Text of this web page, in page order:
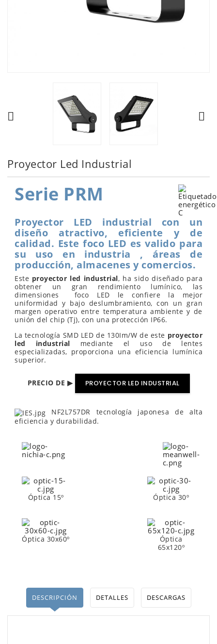
 
Proyector Led Industrial
Serie PRM
Proyector LED industrial con un
diseño atractivo, eficiente y de
calidad. Este foco LED es valido para
su uso en industria , áreas de
producción, almacenes y comercios.
Este proyector led industrial, ha sido diseñado para
obtener un gran rendimiento lumínico, las
dimensiones foco LED le confiere la mejor
uniformidad y bajo deslumbramiento, con un gran
margen operativo entre temperatura ambiente y de
unión del chip (Tj), con una protección IP66.
La tecnología SMD LED de 130Im/W de este proyector
led industrial mediante el uso de lentes
especializadas, proporciona una eficiencia lumínica
superior.
PRECIO DE ▶ PROYECTOR LED INDUSTRIAL
NF2L757DR tecnología japonesa de alta
eficiencia y durabilidad.
Óptica 15º Óptica 30º
Óptica 30x60º
Óptica
65x120º
DESCRIPCIÓN DETALLES DESCARGAS